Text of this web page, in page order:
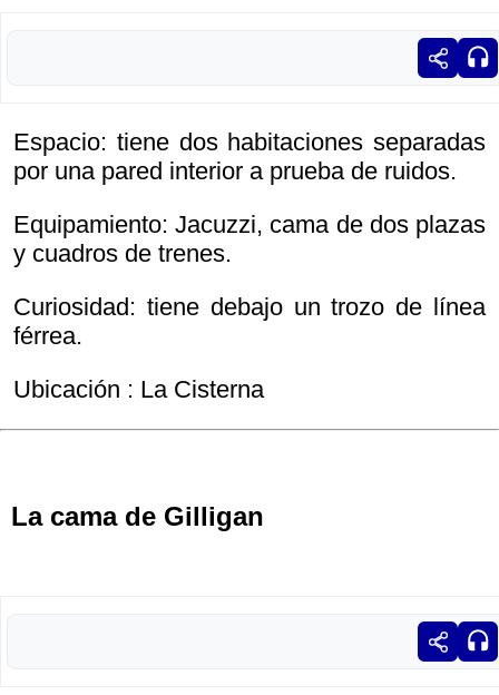
Espacio: tiene dos habitaciones separadas
por una pared interior a prueba de ruidos.
Equipamiento: Jacuzzi, cama de dos plazas
y cuadros de trenes.
Curiosidad: tiene debajo un trozo de línea
férrea.
Ubicación : La Cisterna
La cama de Gilligan